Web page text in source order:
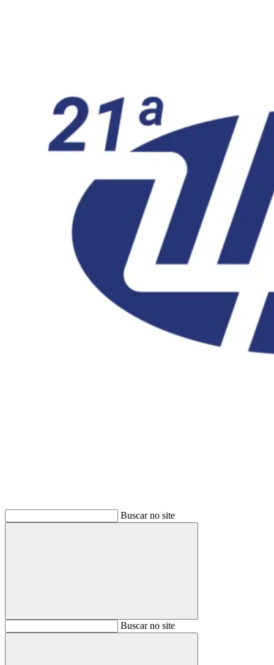
Buscar no site
BuscarBuscar no site